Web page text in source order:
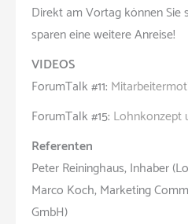
Direkt am Vortag können Sie
sparen eine weitere Anreise!
VIDEOS
ForumTalk #11:
ForumTalk #15: Lohnkonzept
Referenten
Peter Reininghaus, Inhaber
Marco Koch, Marketing
GmbH)